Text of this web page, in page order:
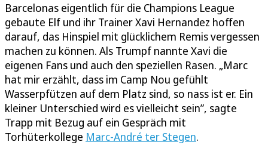
Barcelonas eigentlich für die Champions League
gebaute Elf und ihr Trainer Xavi Hernandez hoffen
darauf, das Hinspiel mit glücklichem Remis vergessen
machen zu können. Als Trumpf nannte Xavi die
eigenen Fans und auch den speziellen Rasen. „Marc
hat mir erzählt, dass im Camp Nou gefühlt
Wasserpfützen auf dem Platz sind, so nass ist er. Ein
kleiner Unterschied wird es vielleicht sein”, sagte
Trapp mit Bezug auf ein Gespräch mit
Torhüterkollege Marc-André ter Stegen.